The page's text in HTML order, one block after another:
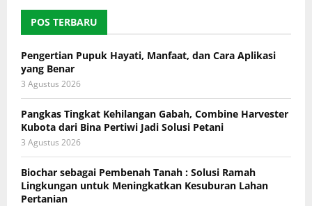
POS TERBARU
Pengertian Pupuk Hayati, Manfaat, dan Cara Aplikasi
yang Benar
3 Agustus 2026
Pangkas Tingkat Kehilangan Gabah, Combine Harvester
Kubota dari Bina Pertiwi Jadi Solusi Petani
3 Agustus 2026
Biochar sebagai Pembenah Tanah : Solusi Ramah
Lingkungan untuk Meningkatkan Kesuburan Lahan
Pertanian